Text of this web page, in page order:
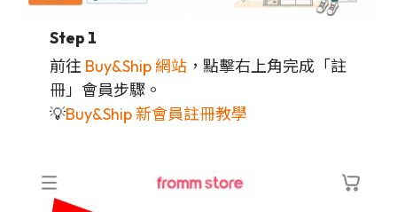
Step 1
前往 Buy&Ship 網站 ，點擊右上角完成「註
冊」會員步驟。
💡Buy&Ship 新會員註冊教學